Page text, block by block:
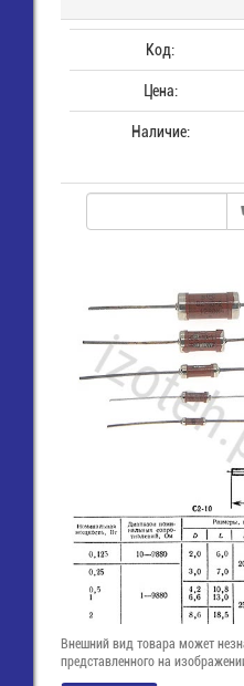
Код:
Цена:
Наличие:
Внешний вид товара может
представленного на